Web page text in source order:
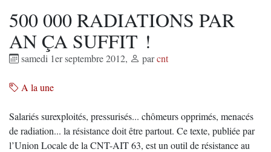
500 000 RADIATIONS PAR
AN ÇA SUFFIT !
samedi 1er septembre 2012, parcnt
A la une
Salariés surexploités, pressurisés... chômeurs opprimés, menacés
de radiation... la résistance doit être partout. Ce texte, publiée par
l’Union Locale de la CNT-AIT 63, est un outil de résistance au